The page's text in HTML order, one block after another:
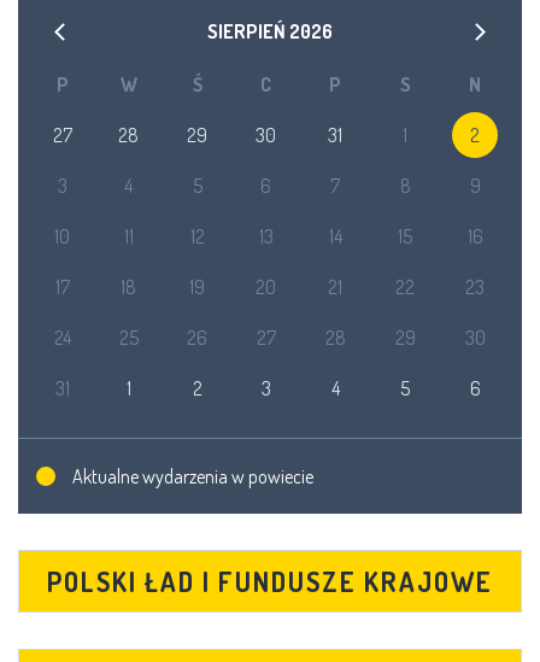
SIERPIEŃ 2026
P W Ś C P S N
27 28 29 30 31 1 2
3 4 5 6 7 8 9
10 11 12 13 14 15 16
17 18 19 20 21 22 23
24 25 26 27 28 29 30
31 1 2 3 4 5 6
Aktualne wydarzenia w powiecie
POLSKI ŁAD I FUNDUSZE KRAJOWE